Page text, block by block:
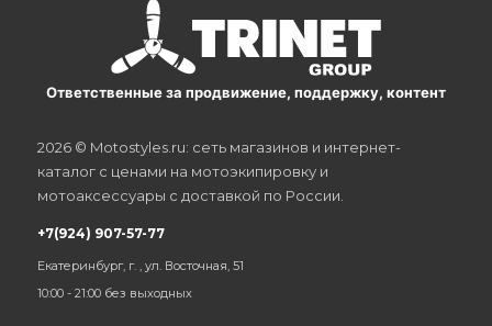
Ответственные за продвижение, поддержку, контент
2026 © Motostyles.ru: сеть магазинов и интернет-
каталог с ценами на мотоэкипировку и
мотоаксессуары с доставкой по России.
+7(924) 907-57-77
Екатеринбург, г. , ул. Восточная, 51
10:00 - 21:00 без выходных